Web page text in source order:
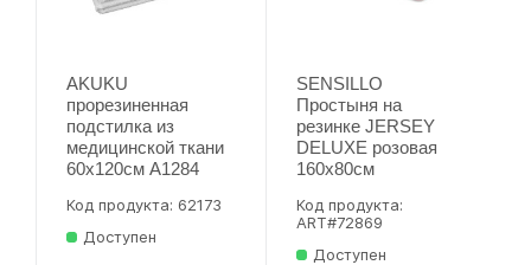
AKUKU
прорезиненная
подстилка из
медицинской ткани
60x120см A1284
Код продукта: 62173
Доступен
SENSILLO
Простыня на
резинке JERSEY
DELUXE розовая
160х80см
Код продукта:
ART#72869
Доступен